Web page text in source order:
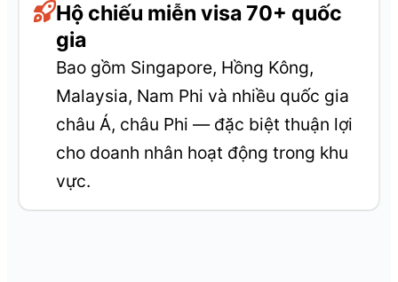
Hộ chiếu miễn visa 70+ quốc
gia
Bao gồm Singapore, Hồng Kông,
Malaysia, Nam Phi và nhiều quốc gia
châu Á, châu Phi — đặc biệt thuận lợi
cho doanh nhân hoạt động trong khu
vực.